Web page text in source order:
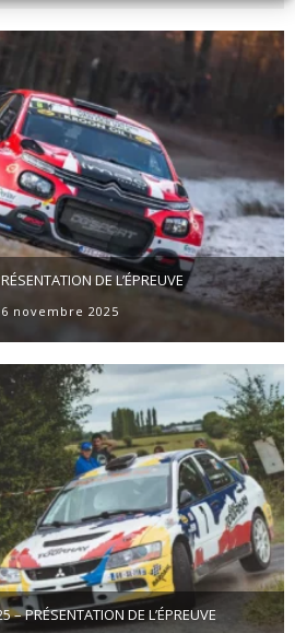
DE L’ÉPREUVE
novembre 2025
– PRÉSENTATION DE L’ÉPREUVE